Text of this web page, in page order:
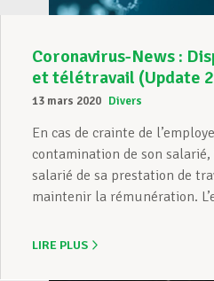
Coronavirus-News :
et télétravail (Update
13 mars 2020 Divers
En cas de crainte de
contamination de son
salarié de sa prestation de
maintenir la rémunération.
LIRE PLUS